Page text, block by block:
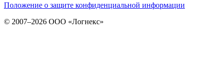
Положение о защите конфиденциальной информации
© 2007–2026 ООО «Логнекс»